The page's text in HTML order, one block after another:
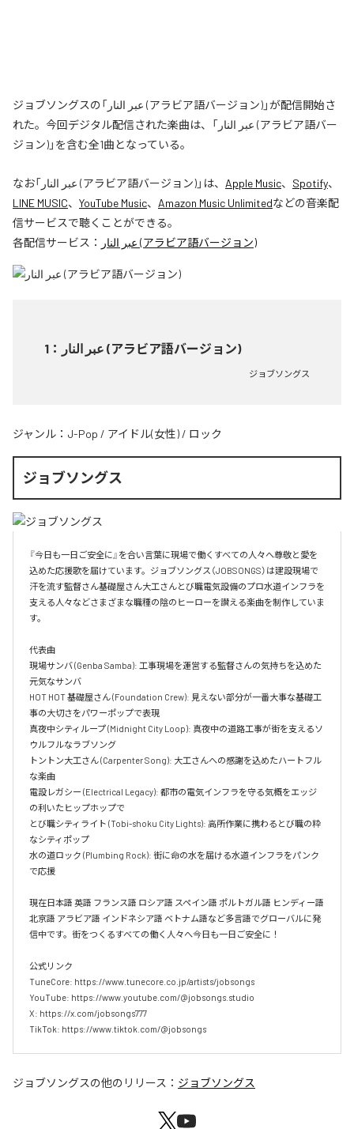
ジョブソングスの「عبر النار (アラビア語バージョン)」が配信開始さ
れた。今回デジタル配信された楽曲は、「عبر النار (アラビア語バー
ジョン)」を含む全1曲となっている。
なお「 عبر النار (アラビア語バージョン)」は、 Apple Music、 Spotify、
LINE MUSIC、 YouTube Music、 Amazon Music Unlimitedなどの音楽配
信サービスで聴くことができる。
各配信サービス：
عبر النار (アラビア語バージョン)
1 ： عبر النار (アラビア語バージョン)
ジョブソングス
ジャンル： J-Pop / アイドル(女性) / ロック
ジョブソングス
『今日も一日ご安全に』を合い言葉に現場で働くすべての人々へ尊敬と愛を
込めた応援歌を届けています。ジョブソングス（JOBSONGS）は建設現場で
汗を流す監督さん基礎屋さん大工さんとび職電気設備のプロ水道インフラを
支える人々などさまざまな職種の陰のヒーローを讃える楽曲を制作していま
す。
代表曲
現場サンバ (Genba Samba): 工事現場を運営する監督さんの気持ちを込めた
元気なサンバ
HOT HOT 基礎屋さん (Foundation Crew): 見えない部分が一番大事な基礎工
事の大切さをパワーポップで表現
真夜中シティループ (Midnight City Loop): 真夜中の道路工事が街を支えるソ
ウルフルなラブソング
トントン大工さん (Carpenter Song): 大工さんへの感謝を込めたハートフル
な楽曲
電設レガシー (Electrical Legacy): 都市の電気インフラを守る気概をエッジ
の利いたヒップホップで
とび職シティライト (Tobi-shoku City Lights): 高所作業に携わるとび職の粋
なシティポップ
水の道ロック (Plumbing Rock): 街に命の水を届ける水道インフラをパンク
で応援
現在日本語 英語 フランス語 ロシア語 スペイン語 ポルトガル語 ヒンディー語
北京語 アラビア語 インドネシア語 ベトナム語など多言語でグローバルに発
信中です。街をつくるすべての働く人々へ今日も一日ご安全に！
公式リンク
TuneCore: https://www.tunecore.co.jp/artists/jobsongs
YouTube: https://www.youtube.com/@jobsongs.studio
X: https://x.com/jobsongs777
TikTok: https://www.tiktok.com/@jobsongs
ジョブソングスの他のリリース： ジョブソングス